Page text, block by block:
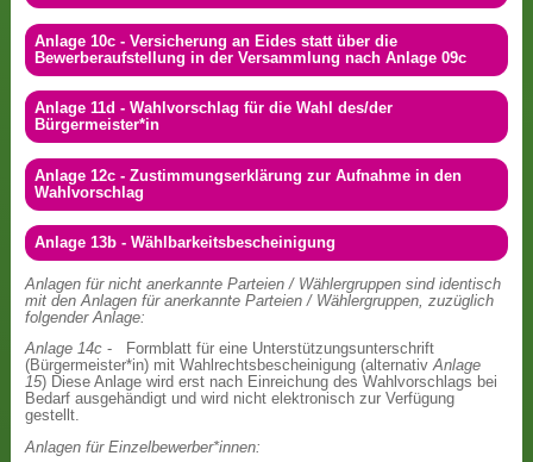
Anlage 10c - Versicherung an Eides statt über die
Bewerberaufstellung in der Versammlung nach Anlage 09c
Anlage 11d - Wahlvorschlag für die Wahl des/der
Bürgermeister*in
Anlage 12c - Zustimmungserklärung zur Aufnahme in den
Wahlvorschlag
Anlage 13b - Wählbarkeitsbescheinigung
Anlagen für nicht anerkannte Parteien / Wählergruppen sind identisch
mit den Anlagen für anerkannte Parteien / Wählergruppen, zuzüglich
folgender Anlage:
Anlage 14c - Formblatt für eine Unterstützungsunterschrift
(Bürgermeister*in) mit Wahlrechtsbescheinigung (alternativAnlage
15) Diese Anlage wird erst nach Einreichung des Wahlvorschlags bei
Bedarf ausgehändigt und wird nicht elektronisch zur Verfügung
gestellt.
Anlagen für Einzelbewerber*innen: